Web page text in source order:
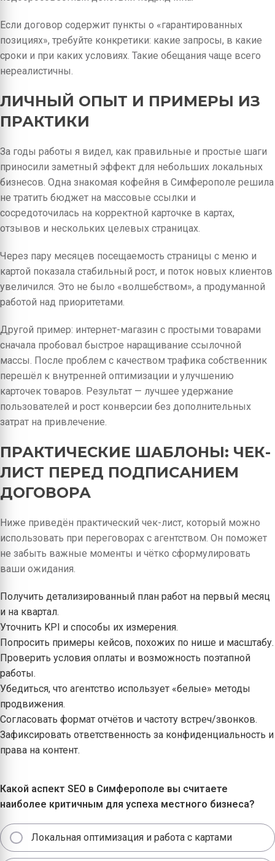
Если договор содержит пункты о «гарантированных
позициях», требуйте конкретики: какие запросы, в какие
сроки и при каких условиях. Такие обещания чаще всего
нереалистичны.
ЛИЧНЫЙ ОПЫТ И ПРИМЕРЫ ИЗ
ПРАКТИКИ
За годы работы я видел, как правильные и простые шаги
приносили заметный эффект для небольших локальных
бизнесов. Одна знакомая кофейня в Симферополе решила
не тратить бюджет на массовые ссылки и
сосредоточилась на корректной карточке в картах,
отзывов и нескольких целевых страницах.
Через пару месяцев посещаемость страницы с меню и
картой показала стабильный рост, и поток новых клиентов
увеличился. Это не было «волшебством», а продуманной
работой над приоритетами.
Другой пример: интернет-магазин с простыми товарами
сначала пробовал быстрое наращивание ссылочной
массы. После проблем с качеством трафика собственник
перешёл к внутренней оптимизации и улучшению
карточек товаров. Результат — лучшее удержание
пользователей и рост конверсии без дополнительных
затрат на привлечение.
ПРАКТИЧЕСКИЕ ШАБЛОНЫ: ЧЕК-
ЛИСТ ПЕРЕД ПОДПИСАНИЕМ
ДОГОВОРА
Ниже приведён практический чек-лист, который можно
использовать при переговорах с агентством. Он поможет
не забыть важные моменты и чётко сформулировать
ваши ожидания.
Получить детализированный план работ на первый месяц
и на квартал.
Уточнить KPI и способы их измерения.
Попросить примеры кейсов, похожих по нише и масштабу.
Проверить условия оплаты и возможность поэтапной
работы.
Убедиться, что агентство использует «белые» методы
продвижения.
Согласовать формат отчётов и частоту встреч/звонков.
Зафиксировать ответственность за конфиденциальность и
права на контент.
Какой аспект SEO в Симферополе вы считаете
наиболее критичным для успеха местного бизнеса?
Локальная оптимизация и работа с картами